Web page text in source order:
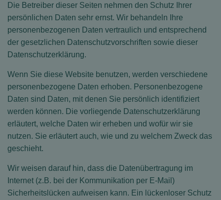
Die Betreiber dieser Seiten nehmen den Schutz Ihrer
persönlichen Daten sehr ernst. Wir behandeln Ihre
personenbezogenen Daten vertraulich und entsprechend
der gesetzlichen Datenschutzvorschriften sowie dieser
Datenschutzerklärung.
Wenn Sie diese Website benutzen, werden verschiedene
personenbezogene Daten erhoben. Personenbezogene
Daten sind Daten, mit denen Sie persönlich identifiziert
werden können. Die vorliegende Datenschutzerklärung
erläutert, welche Daten wir erheben und wofür wir sie
nutzen. Sie erläutert auch, wie und zu welchem Zweck das
geschieht.
Wir weisen darauf hin, dass die Datenübertragung im
Internet (z.B. bei der Kommunikation per E-Mail)
Sicherheitslücken aufweisen kann. Ein lückenloser Schutz